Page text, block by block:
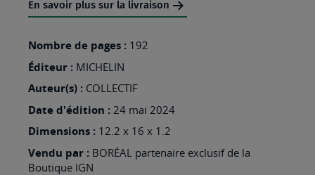
-
En savoir plus sur la livraison
Nombre de pages : 192
Éditeur : MICHELIN
Auteur(s) : COLLECTIF
Date d'édition : 24 mai 2024
Dimensions : 12.2 x 16 x 1.2
Vendu par : BORÉAL partenaire exclusif de la
Boutique IGN